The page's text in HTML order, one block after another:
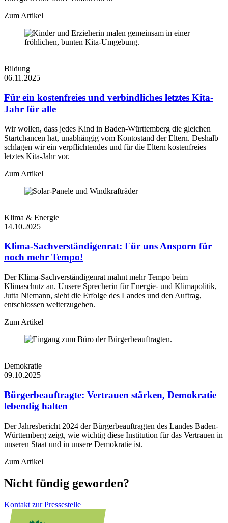
Zum Artikel
Bildung
06.11.2025
Für ein kostenfreies und verbindliches letztes Kita-
Jahr für alle
Wir wollen, dass jedes Kind in Baden-Württemberg die gleichen
Startchancen hat, unabhängig vom Kontostand der Eltern. Deshalb
schlagen wir ein verpflichtendes und für die Eltern kostenfreies
letztes Kita-Jahr vor.
Zum Artikel
Klima & Energie
14.10.2025
Klima-Sachverständigenrat: Für uns Ansporn für
noch mehr Tempo!
Der Klima-Sachverständigenrat mahnt mehr Tempo beim
Klimaschutz an. Unsere Sprecherin für Energie- und Klimapolitik,
Jutta Niemann, sieht die Erfolge des Landes und den Auftrag,
entschlossen weiterzugehen.
Zum Artikel
Demokratie
09.10.2025
Bürgerbeauftragte: Vertrauen stärken, Demokratie
lebendig halten
Der Jahresbericht 2024 der Bürgerbeauftragten des Landes Baden-
Württemberg zeigt, wie wichtig diese Institution für das Vertrauen in
unseren Staat und in unsere Demokratie ist.
Zum Artikel
Nicht fündig geworden?
Kontakt zur Pressestelle